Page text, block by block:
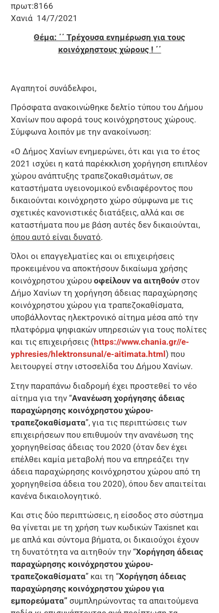
Χανιά 14/7/2021
Θέμα: ΄΄ Τρέχουσα ενημέρωση για τους
κοινόχρηστους χώρους ! ΄΄
Αγαπητοί συνάδελφοι,
Πρόσφατα ανακοινώθηκε δελτίο τύπου του Δήμου
Χανίων που αφορά τους κοινόχρηστους χώρους.
Σύμφωνα λοιπόν με την ανακοίνωση:
«Ο Δήμος Χανίων ενημερώνει, ότι και για το έτος
2021 ισχύει η κατά παρέκκλιση χορήγηση επιπλέον
χώρου ανάπτυξης τραπεζοκαθισμάτων, σε
καταστήματα υγειονομικού ενδιαφέροντος που
δικαιούνται κοινόχρηστο χώρο σύμφωνα με τις
σχετικές κανονιστικές διατάξεις, αλλά και σε
καταστήματα που με βάση αυτές δεν δικαιούνται,
όπου αυτό είναι δυνατό.
Όλοι οι επαγγελματίες και οι επιχειρήσεις
προκειμένου να αποκτήσουν δικαίωμα χρήσης
κοινόχρηστου χώρου οφείλουν να αιτηθούνστον
Δήμο Χανίων τη χορήγηση άδειας παραχώρησης
κοινόχρηστου χώρου για τραπεζοκαθίσματα,
υποβάλλοντας ηλεκτρονικό αίτημα μέσα από την
πλατφόρμα ψηφιακών υπηρεσιών για τους πολίτες
και τις επιχειρήσεις (https://www.chania.gr//e-
yphresies/hlektronsunal/e-aitimata.html) που
λειτουργεί στην ιστοσελίδα του Δήμου Χανίων.
Στην παραπάνω διαδρομή έχει προστεθεί το νέο
αίτημα για την “Ανανέωση χορήγησης άδειας
παραχώρησης κοινόχρηστου χώρου-
τραπεζοκαθίσματα”, για τις περιπτώσεις των
επιχειρήσεων που επιθυμούν την ανανέωση της
χορηγηθείσας άδειας του 2020 (όταν δεν έχει
επέλθει καμία μεταβολή που να επηρεάζει την
άδεια παραχώρησης κοινόχρηστου χώρου από τη
χορηγηθείσα άδεια του 2020), όπου δεν απαιτείται
κανένα δικαιολογητικό.
Και στις δύο περιπτώσεις, η είσοδος στο σύστημα
θα γίνεται με τη χρήση των κωδικών Taxisnet και
με απλά και σύντομα βήματα, οι δικαιούχοι έχουν
τη δυνατότητα να αιτηθούν την “Χορήγηση άδειας
παραχώρησης κοινόχρηστου χώρου-
τραπεζοκαθίσματα” και τη “Χορήγηση άδειας
παραχώρησης κοινόχρηστου χώρου για
εμπορεύματα” συμπληρώνοντας τα απαιτούμενα